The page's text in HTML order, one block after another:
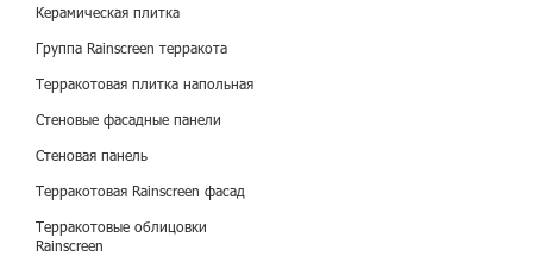
Керамическая плитка
Группа Rainscreen терракота
Терракотовая плитка напольная
Стеновые фасадные панели
Стеновая панель
Терракотовая Rainscreen фасад
Терракотовые облицовки
Rainscreen